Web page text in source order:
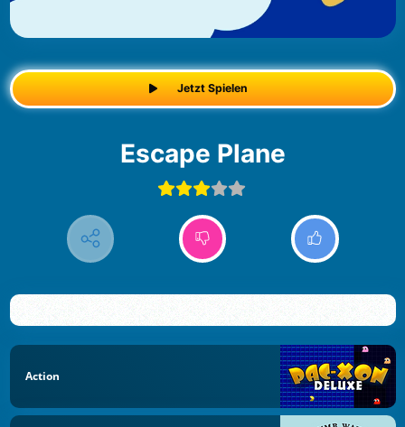
Jetzt Spielen
Escape Plane
Action